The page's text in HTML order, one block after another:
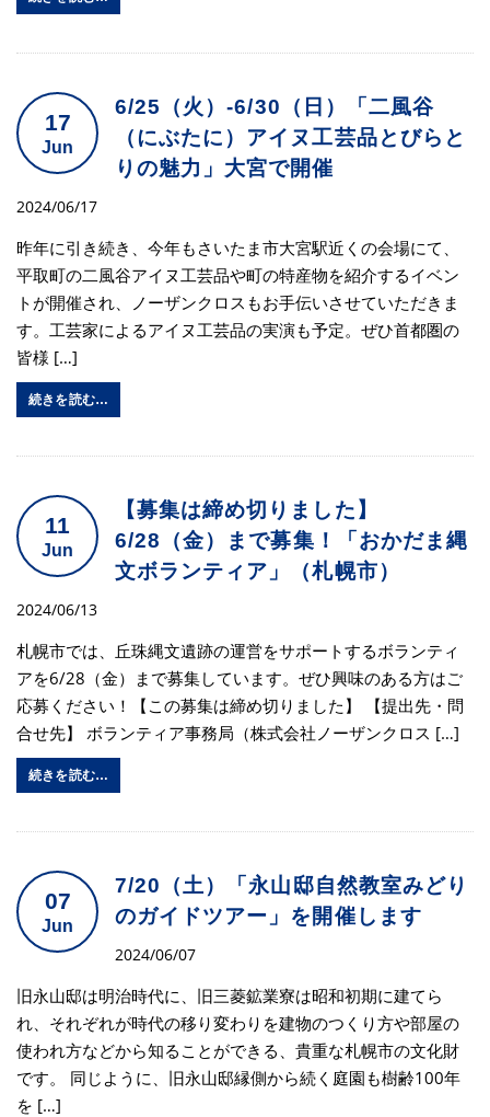
17
Jun
6/25（火）-6/30（日）「二風谷
（にぶたに）アイヌ工芸品とびらと
りの魅力」大宮で開催
2024/06/17
昨年に引き続き、今年もさいたま市大宮駅近くの会場にて、
平取町の二風谷アイヌ工芸品や町の特産物を紹介するイベン
トが開催され、ノーザンクロスもお手伝いさせていただきま
す。工芸家によるアイヌ工芸品の実演も予定。ぜひ首都圏の
皆様 […]
続きを読む…
11
Jun
【募集は締め切りました】
6/28（金）まで募集！「おかだま縄
文ボランティア」（札幌市）
2024/06/13
札幌市では、丘珠縄文遺跡の運営をサポートするボランティ
アを6/28（金）まで募集しています。ぜひ興味のある方はご
応募ください！【この募集は締め切りました】 【提出先・問
合せ先】 ボランティア事務局（株式会社ノーザンクロス […]
続きを読む…
07
Jun
7/20（土）「永山邸自然教室みどり
のガイドツアー」を開催します
2024/06/07
旧永山邸は明治時代に、旧三菱鉱業寮は昭和初期に建てら
れ、それぞれが時代の移り変わりを建物のつくり方や部屋の
使われ方などから知ることができる、貴重な札幌市の文化財
です。 同じように、旧永山邸縁側から続く庭園も樹齢100年
を […]